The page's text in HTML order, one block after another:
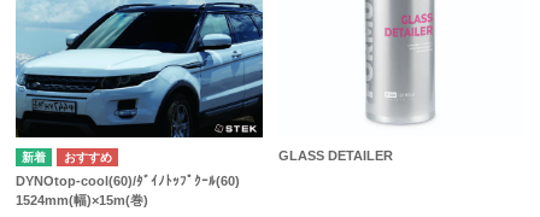
DYNOtop-cool(60)/ﾀﾞｲﾉﾄｯﾌﾟｸｰﾙ(60)
1524mm(幅)×15m(巻)
GLASS DETAILER